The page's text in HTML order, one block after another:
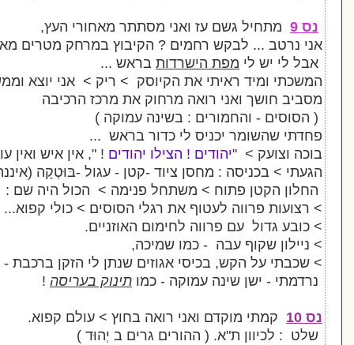
עז ואני מסתתר מאחורי העץ ,
רחמים ?הקיבוץ במרחק מטרים מאחור,
הישרדות בראש ...
את הקיוסק >ריק > אני יוצא וממשיך
רואה מרחוק את מרכז הרכיבה
: בשינה עמוקה )
לי כדור בראש ...
יהודים!הצילו יהודים ! ",אין איש ואין עונה
: מחסן ציוד -קטן - עגול -בּוּטְקָה (איננה כיום)
> משתחל פנימה > הכול היה שם :
לעטוף את רגלי הסוסים > כולי קפוא...
לחימום האוזניים.
- כמו שמיכה,
בכיסי אגוזים שנתן לי הזקן ברכבת-
עמוקה - כמותינוק בעריסה!
ואני רואה בחוץ > עולם קפוא.
. ( ההורים גרים ב יְהוּד )